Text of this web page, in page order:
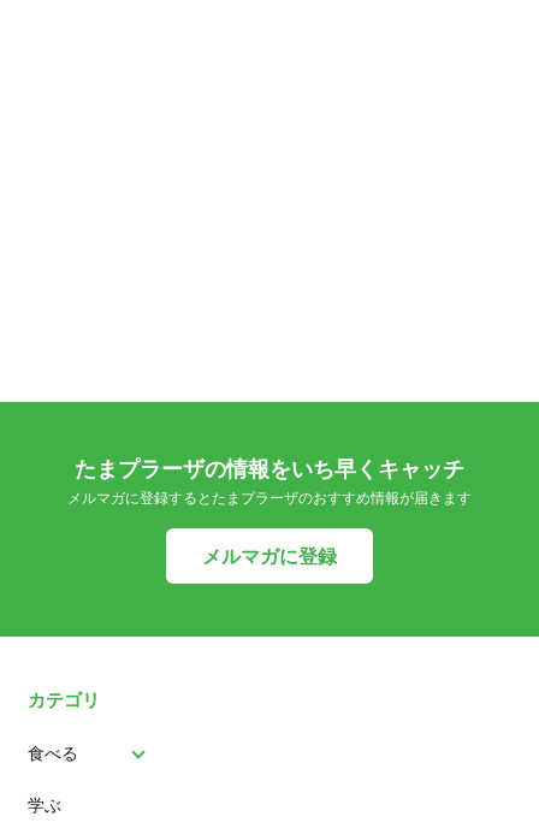
たまプラーザの情報をいち早くキャッチ
メルマガに登録するとたまプラーザのおすすめ情報が届きます
メルマガに登録
カテゴリ
食べる
パン
学ぶ